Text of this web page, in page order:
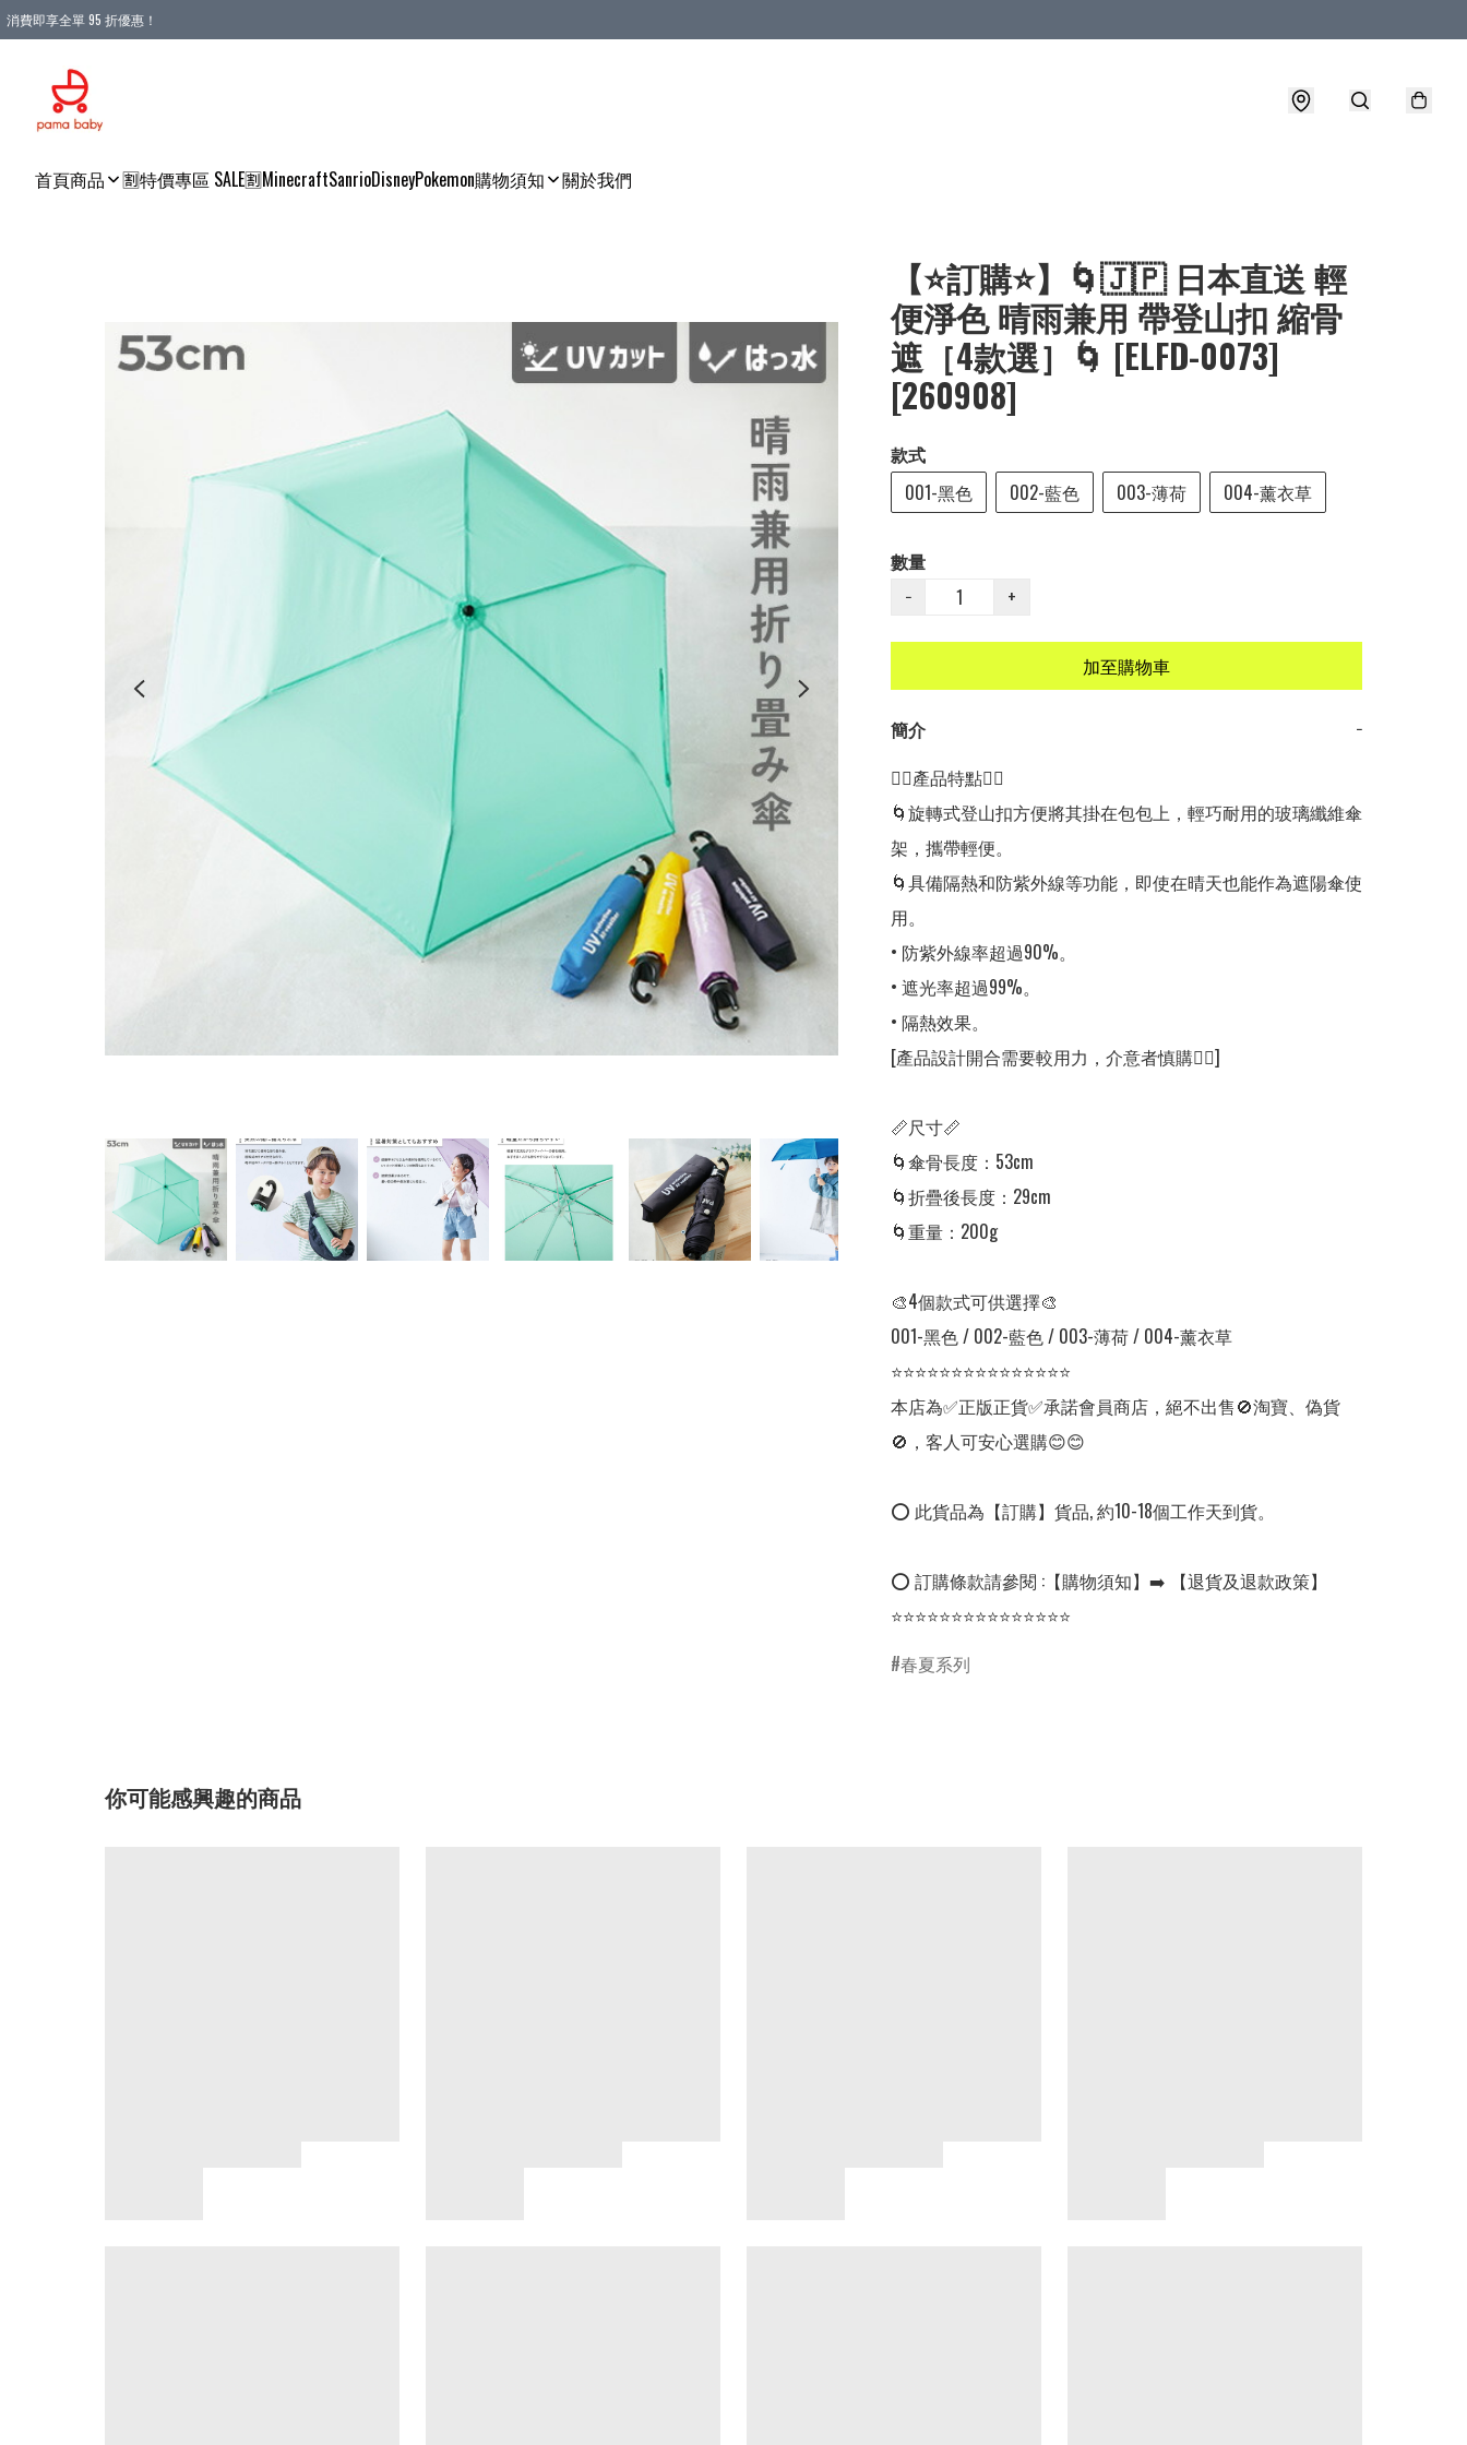
消費即享全單 95 折優惠！
首頁商品 🈹特價專區 SALE🈹MinecraftSanrioDisneyPokemon購物須知 關於我們
【⭐訂購⭐】🌀🇯🇵 日本直送 輕
便淨色 晴雨兼用 帶登山扣 縮骨
遮［4款選］🌀 [ELFD-0073]
[260908]
款式
001-黑色
002-藍色 003-薄荷 004-薰衣草
數量
−
+
加至購物車
簡介
−
👍🏻產品特點👍🏻
🌀旋轉式登山扣方便將其掛在包包上，輕巧耐用的玻璃纖維傘
架，攜帶輕便。
🌀具備隔熱和防紫外線等功能，即使在晴天也能作為遮陽傘使
用。
• 防紫外線率超過90%。
• 遮光率超過99%。
• 隔熱效果。
[產品設計開合需要較用力，介意者慎購🙇‍♀️]
📏尺寸📏
🌀傘骨長度：53cm
🌀折疊後長度：29cm
🌀重量：200g
🎨4個款式可供選擇🎨
001-黑色 / 002-藍色 / 003-薄荷 / 004-薰衣草
⭐⭐⭐⭐⭐⭐⭐⭐⭐⭐⭐⭐⭐⭐⭐
本店為✅正版正貨✅承諾會員商店，絕不出售🚫淘寶、偽貨
🚫，客人可安心選購😊😊
⭕ 此貨品為【訂購】貨品, 約10-18個工作天到貨。
⭕ 訂購條款請參閱 :【購物須知】➡️ 【退貨及退款政策】
⭐⭐⭐⭐⭐⭐⭐⭐⭐⭐⭐⭐⭐⭐⭐
春夏系列
你可能感興趣的商品